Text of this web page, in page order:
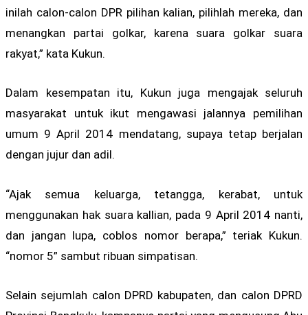
inilah calon-calon DPR pilihan kalian, pilihlah mereka, dan
menangkan partai golkar, karena suara golkar suara
rakyat,” kata Kukun.
Dalam kesempatan itu, Kukun juga mengajak seluruh
masyarakat untuk ikut mengawasi jalannya pemilihan
umum 9 April 2014 mendatang, supaya tetap berjalan
dengan jujur dan adil.
“Ajak semua keluarga, tetangga, kerabat, untuk
menggunakan hak suara kallian, pada 9 April 2014 nanti,
dan jangan lupa, coblos nomor berapa,” teriak Kukun.
“nomor 5” sambut ribuan simpatisan.
Selain sejumlah calon DPRD kabupaten, dan calon DPRD